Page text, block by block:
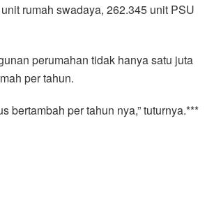
rumah swadaya, 262.345 unit PSU
perumahan tidak hanya satu juta
per tahun.
bertambah per tahun nya,” tuturnya.***